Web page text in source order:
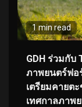
1 min read
GDH ร่วมกับ
ภาพยนตร์ฟอ
เตรียมคายต
เทศกาลภาพ